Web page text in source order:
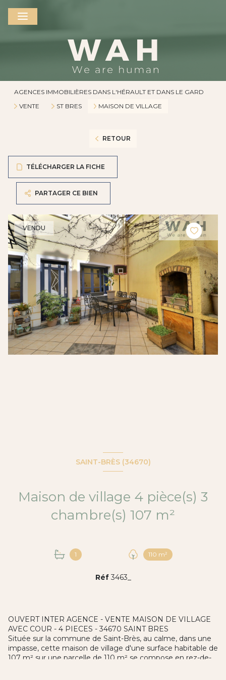
AGENCES IMMOBILIÈRES DANS L'HÉRAULT ET DANS LE GARD
VENTE
ST BRES MAISON DE VILLAGE
RETOUR
TÉLÉCHARGER LA FICHE
PARTAGER CE BIEN
VENDU
SAINT-BRÈS (34670)
Maison de village 4 pièce(s) 3
chambre(s) 107 m²
1 110 m²
Réf3463_
OUVERT INTER AGENCE - VENTE MAISON DE VILLAGE
AVEC COUR - 4 PIECES - 34670 SAINT BRES
Située sur la commune de Saint-Brès, au calme, dans une
impasse, cette maison de village d'une surface habitable de
107 m² sur une parcelle de 110 m² se compose en rez-de-